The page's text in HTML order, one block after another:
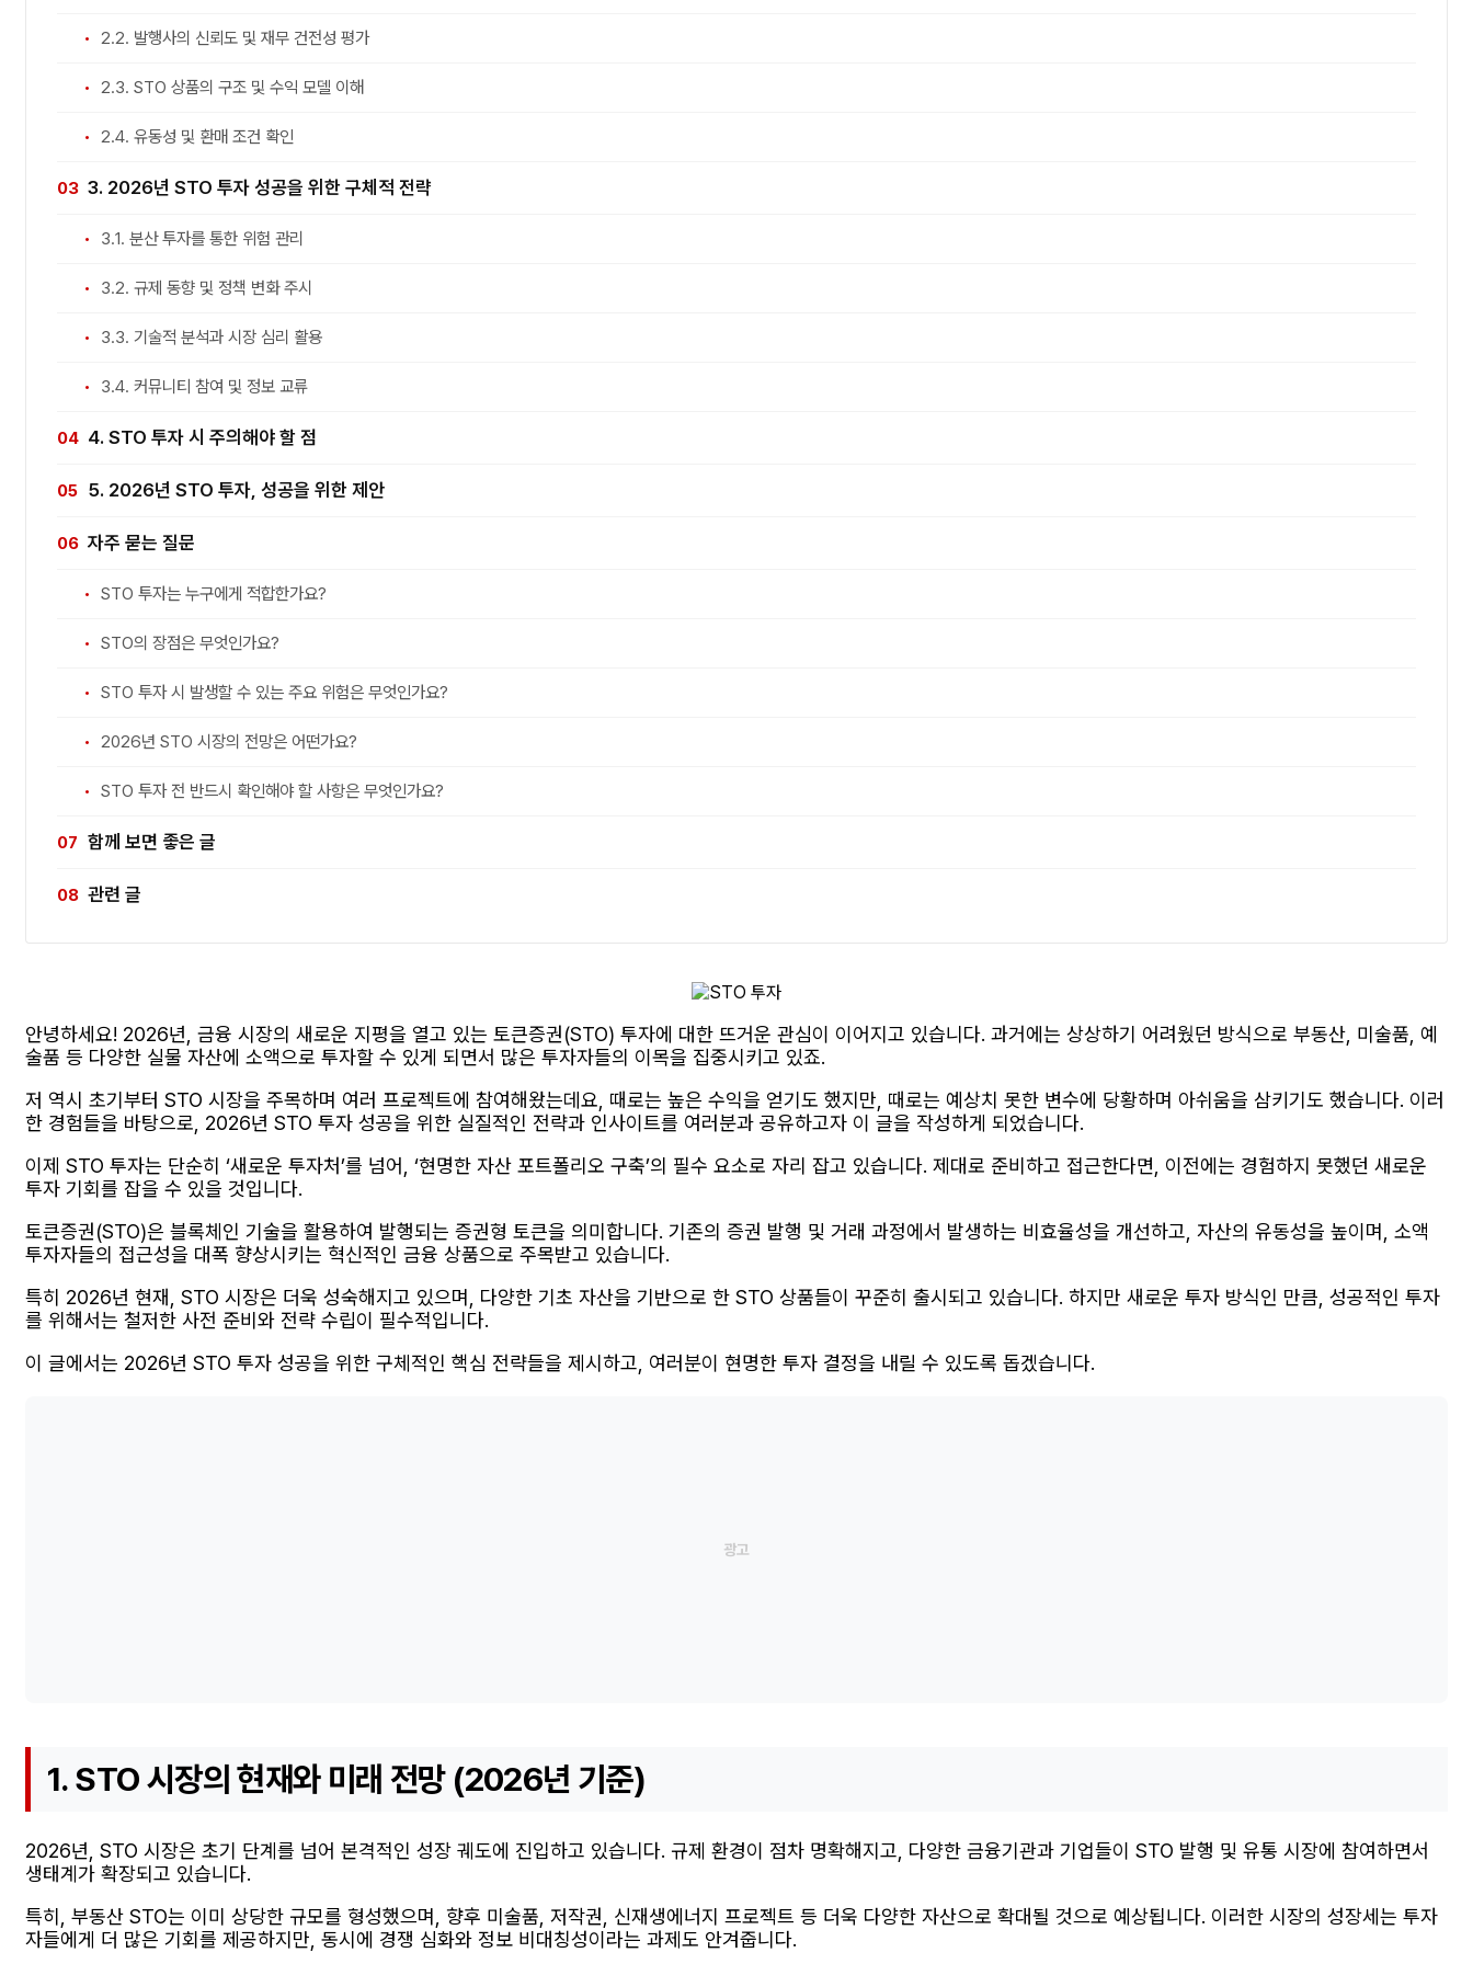
2.2. 발행사의 신뢰도 및 재무 건전성 평가
2.3. STO 상품의 구조 및 수익 모델 이해
2.4. 유동성 및 환매 조건 확인
3. 2026년 STO 투자 성공을 위한 구체적 전략
3.1. 분산 투자를 통한 위험 관리
3.2. 규제 동향 및 정책 변화 주시
3.3. 기술적 분석과 시장 심리 활용
3.4. 커뮤니티 참여 및 정보 교류
4. STO 투자 시 주의해야 할 점
5. 2026년 STO 투자, 성공을 위한 제안
자주 묻는 질문
STO 투자는 누구에게 적합한가요?
STO의 장점은 무엇인가요?
STO 투자 시 발생할 수 있는 주요 위험은 무엇인가요?
2026년 STO 시장의 전망은 어떤가요?
STO 투자 전 반드시 확인해야 할 사항은 무엇인가요?
함께 보면 좋은 글
관련 글
안녕하세요! 2026년, 금융 시장의 새로운 지평을 열고 있는 토큰증권(STO) 투자에 대한 뜨거운 관심이 이어지고 있습니다. 과거에는 상상하기 어려웠던 방식으로 부동산, 미술품, 예
술품 등 다양한 실물 자산에 소액으로 투자할 수 있게 되면서 많은 투자자들의 이목을 집중시키고 있죠.
저 역시 초기부터 STO 시장을 주목하며 여러 프로젝트에 참여해왔는데요, 때로는 높은 수익을 얻기도 했지만, 때로는 예상치 못한 변수에 당황하며 아쉬움을 삼키기도 했습니다. 이러
한 경험들을 바탕으로, 2026년 STO 투자 성공을 위한 실질적인 전략과 인사이트를 여러분과 공유하고자 이 글을 작성하게 되었습니다.
이제 STO 투자는 단순히 ‘새로운 투자처’를 넘어, ‘현명한 자산 포트폴리오 구축’의 필수 요소로 자리 잡고 있습니다. 제대로 준비하고 접근한다면, 이전에는 경험하지 못했던 새로운
투자 기회를 잡을 수 있을 것입니다.
토큰증권(STO)은 블록체인 기술을 활용하여 발행되는 증권형 토큰을 의미합니다. 기존의 증권 발행 및 거래 과정에서 발생하는 비효율성을 개선하고, 자산의 유동성을 높이며, 소액
투자자들의 접근성을 대폭 향상시키는 혁신적인 금융 상품으로 주목받고 있습니다.
특히 2026년 현재, STO 시장은 더욱 성숙해지고 있으며, 다양한 기초 자산을 기반으로 한 STO 상품들이 꾸준히 출시되고 있습니다. 하지만 새로운 투자 방식인 만큼, 성공적인 투자
를 위해서는 철저한 사전 준비와 전략 수립이 필수적입니다.
이 글에서는 2026년 STO 투자 성공을 위한 구체적인 핵심 전략들을 제시하고, 여러분이 현명한 투자 결정을 내릴 수 있도록 돕겠습니다.
1. STO 시장의 현재와 미래 전망 (2026년 기준)
2026년, STO 시장은 초기 단계를 넘어 본격적인 성장 궤도에 진입하고 있습니다. 규제 환경이 점차 명확해지고, 다양한 금융기관과 기업들이 STO 발행 및 유통 시장에 참여하면서
생태계가 확장되고 있습니다.
특히, 부동산 STO는 이미 상당한 규모를 형성했으며, 향후 미술품, 저작권, 신재생에너지 프로젝트 등 더욱 다양한 자산으로 확대될 것으로 예상됩니다. 이러한 시장의 성장세는 투자
자들에게 더 많은 기회를 제공하지만, 동시에 경쟁 심화와 정보 비대칭성이라는 과제도 안겨줍니다.